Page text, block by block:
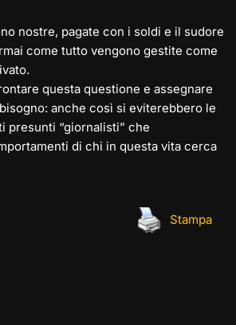
nostre, pagate con i soldi e il sudore
come tutto vengono gestite come
questa questione e assegnare
anche così si eviterebbero le
presunti “giornalisti” che
di chi in questa vita cerca
Stampa